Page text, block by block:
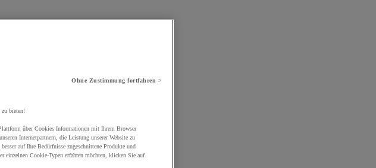
Ohne Zustimmung fortfahren >
zu bieten!
über Cookies Informationen mit Ihrem Browser
Internetpartnern, die Leistung unserer Website zu
auf Ihre Bedürfnisse zugeschnittene Produkte und
einzelnen Cookie-Typen erfahren möchten, klicken Sie auf